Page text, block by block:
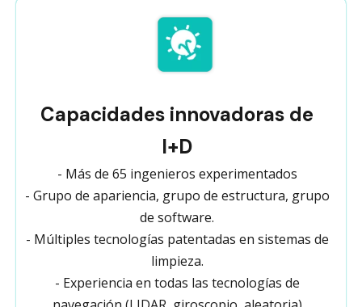
Capacidades innovadoras de
I+D
- Más de 65 ingenieros experimentados
- Grupo de apariencia, grupo de estructura, grupo
de software.
- Múltiples tecnologías patentadas en sistemas de
limpieza.
- Experiencia en todas las tecnologías de